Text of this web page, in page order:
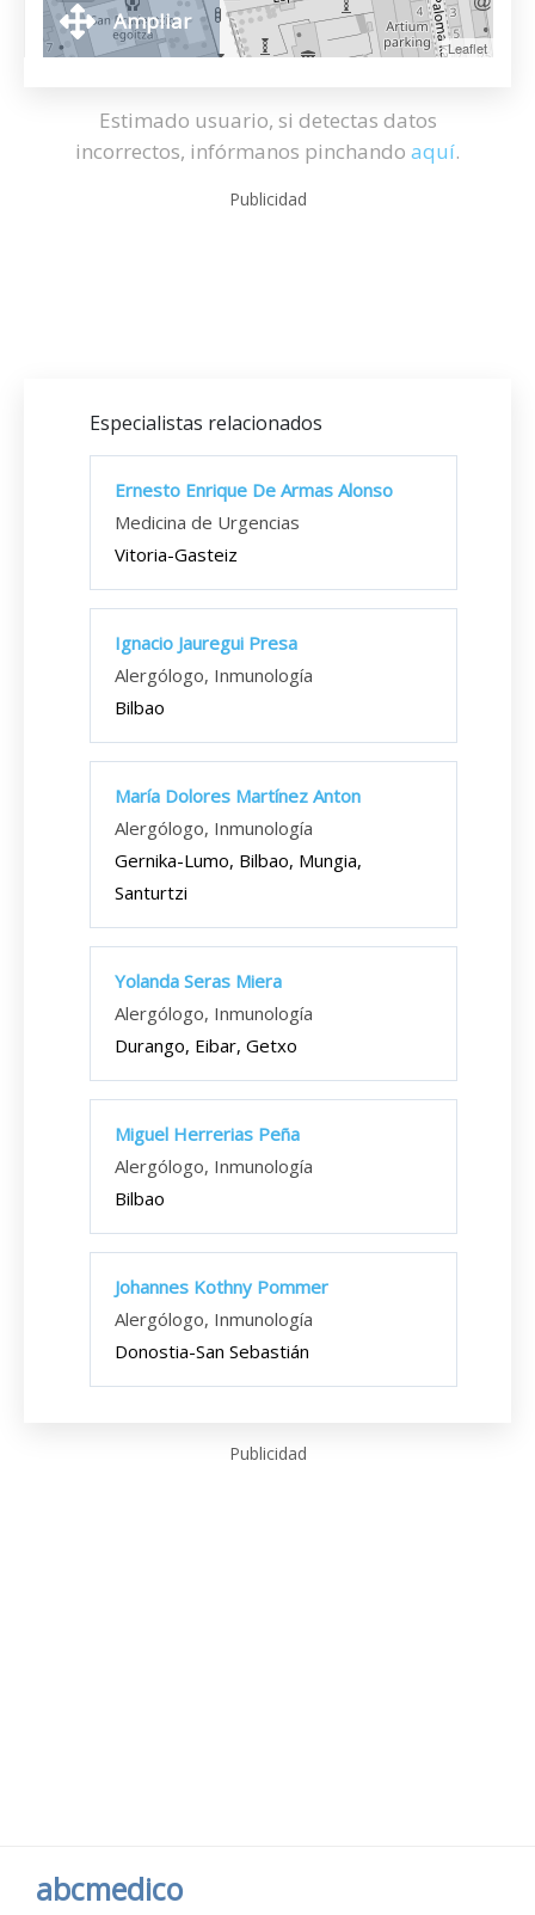
Leaflet
Ampliar
Estimado usuario, si detectas datos
incorrectos, infórmanos pinchando aquí.
Publicidad
Especialistas relacionados
Ernesto Enrique De Armas Alonso
Medicina de Urgencias
Vitoria-Gasteiz
Ignacio Jauregui Presa
Alergólogo, Inmunología
Bilbao
María Dolores Martínez Anton
Alergólogo, Inmunología
Gernika-Lumo, Bilbao, Mungia,
Santurtzi
Yolanda Seras Miera
Alergólogo, Inmunología
Durango, Eibar, Getxo
Miguel Herrerias Peña
Alergólogo, Inmunología
Bilbao
Johannes Kothny Pommer
Alergólogo, Inmunología
Donostia-San Sebastián
Publicidad
abcmedico